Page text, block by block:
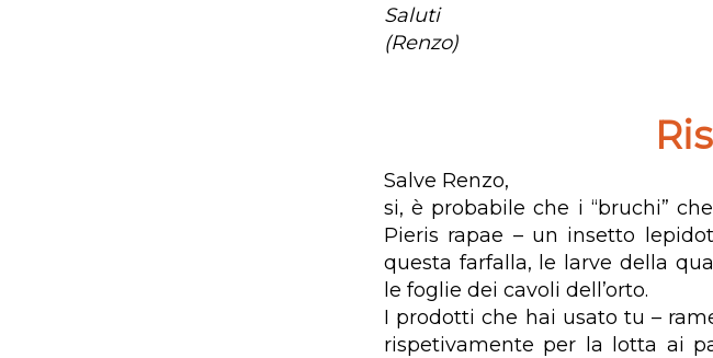
Saluti
(Renzo)
Salve Renzo,
si, è probabile che i “bruchi”
Pieris rapae – un insetto
questa farfalla, le larve della
le foglie dei cavoli dell’orto.
I prodotti che hai usato tu –
rispetivamente per la lotta ai